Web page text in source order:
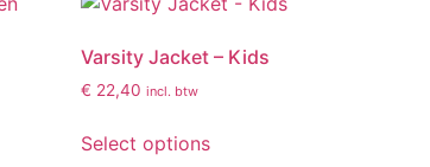
Varsity Jacket – Kids
€ 22,40 incl. btw
Select options